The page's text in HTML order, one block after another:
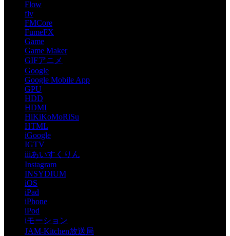
Flow
flv
FMCore
FumeFX
Game
Game Maker
GIFアニメ
Google
Google Mobile App
GPU
HDD
HDMI
HiKiKoMoRiSu
HTML
iGoogle
IGTV
iiiあいすくりん
Instagram
INSYDIUM
iOS
iPad
iPhone
iPod
iモーション
JAM-Kitchen放送局